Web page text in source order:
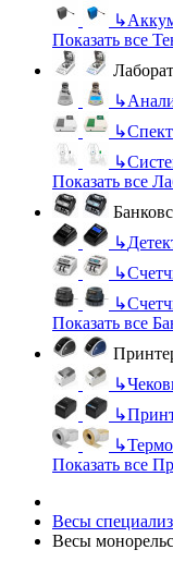
↳
Показать все
↳
↳
↳
Показать все
↳
↳
↳
Показать все
↳
↳
↳
Показать все
Весы
Весы